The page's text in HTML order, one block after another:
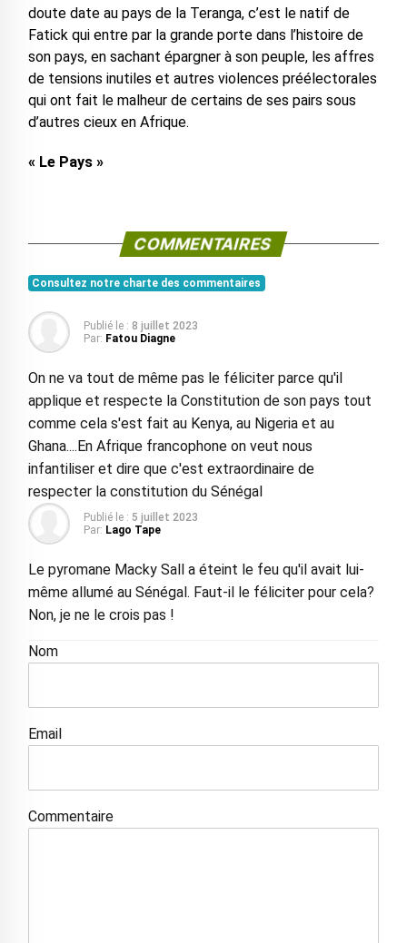
doute date au pays de la Teranga, c’est le natif de
Fatick qui entre par la grande porte dans l’histoire de
son pays, en sachant épargner à son peuple, les affres
de tensions inutiles et autres violences préélectorales
qui ont fait le malheur de certains de ses pairs sous
d’autres cieux en Afrique.
« Le Pays »
COMMENTAIRES
Consultez notre charte des commentaires
Publié le : 8 juillet 2023
Par: Fatou Diagne
On ne va tout de même pas le féliciter parce qu'il
applique et respecte la Constitution de son pays tout
comme cela s'est fait au Kenya, au Nigeria et au
Ghana....En Afrique francophone on veut nous
infantiliser et dire que c'est extraordinaire de
respecter la constitution du Sénégal
Publié le : 5 juillet 2023
Par: Lago Tape
Le pyromane Macky Sall a éteint le feu qu'il avait lui-
même allumé au Sénégal. Faut-il le féliciter pour cela?
Non, je ne le crois pas !
Nom
Email
Commentaire